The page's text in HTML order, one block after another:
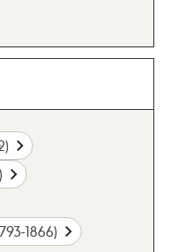
1866)